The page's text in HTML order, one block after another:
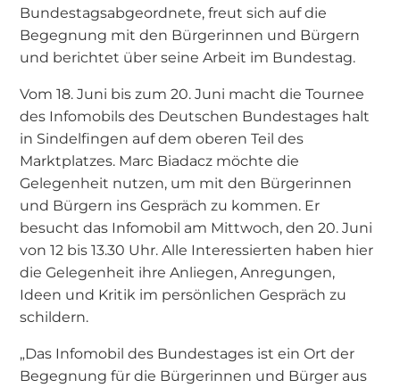
Bundestagsabgeordnete, freut sich auf die
Begegnung mit den Bürgerinnen und Bürgern
und berichtet über seine Arbeit im Bundestag.
Vom 18. Juni bis zum 20. Juni macht die Tournee
des Infomobils des Deutschen Bundestages halt
in Sindelfingen auf dem oberen Teil des
Marktplatzes. Marc Biadacz möchte die
Gelegenheit nutzen, um mit den Bürgerinnen
und Bürgern ins Gespräch zu kommen. Er
besucht das Infomobil am Mittwoch, den 20. Juni
von 12 bis 13.30 Uhr. Alle Interessierten haben hier
die Gelegenheit ihre Anliegen, Anregungen,
Ideen und Kritik im persönlichen Gespräch zu
schildern.
„Das Infomobil des Bundestages ist ein Ort der
Begegnung für die Bürgerinnen und Bürger aus